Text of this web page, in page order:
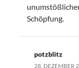
Schöpfung.
potzblitz
28. DEZEMBER